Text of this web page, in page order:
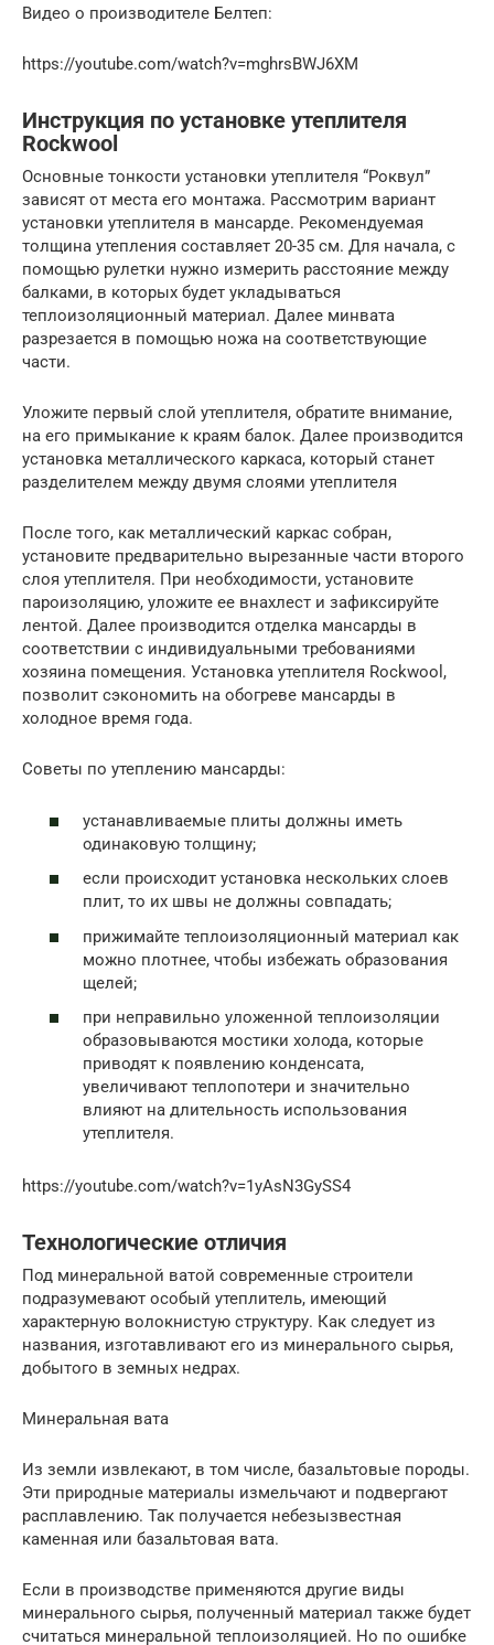
Видео о производителе Белтеп:
https://youtube.com/watch?v=mghrsBWJ6XM
Инструкция по установке утеплителя
Rockwool
Основные тонкости установки утеплителя “Роквул”
зависят от места его монтажа. Рассмотрим вариант
установки утеплителя в мансарде. Рекомендуемая
толщина утепления составляет 20-35 см. Для начала, с
помощью рулетки нужно измерить расстояние между
балками, в которых будет укладываться
теплоизоляционный материал. Далее минвата
разрезается в помощью ножа на соответствующие
части.
Уложите первый слой утеплителя, обратите внимание,
на его примыкание к краям балок. Далее производится
установка металлического каркаса, который станет
разделителем между двумя слоями утеплителя
После того, как металлический каркас собран,
установите предварительно вырезанные части второго
слоя утеплителя. При необходимости, установите
пароизоляцию, уложите ее внахлест и зафиксируйте
лентой. Далее производится отделка мансарды в
соответствии с индивидуальными требованиями
хозяина помещения. Установка утеплителя Rockwool,
позволит сэкономить на обогреве мансарды в
холодное время года.
Советы по утеплению мансарды:
устанавливаемые плиты должны иметь
одинаковую толщину;
если происходит установка нескольких слоев
плит, то их швы не должны совпадать;
прижимайте теплоизоляционный материал как
можно плотнее, чтобы избежать образования
щелей;
при неправильно уложенной теплоизоляции
образовываются мостики холода, которые
приводят к появлению конденсата,
увеличивают теплопотери и значительно
влияют на длительность использования
утеплителя.
https://youtube.com/watch?v=1yAsN3GySS4
Технологические отличия
Под минеральной ватой современные строители
подразумевают особый утеплитель, имеющий
характерную волокнистую структуру. Как следует из
названия, изготавливают его из минерального сырья,
добытого в земных недрах.
Минеральная вата
Из земли извлекают, в том числе, базальтовые породы.
Эти природные материалы измельчают и подвергают
расплавлению. Так получается небезызвестная
каменная или базальтовая вата.
Если в производстве применяются другие виды
минерального сырья, полученный материал также будет
считаться минеральной теплоизоляцией. Но по ошибке